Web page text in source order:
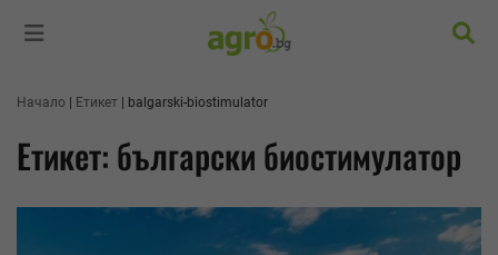
Начало Етикет balgarski-biostimulator
Етикет: български биостимулатор